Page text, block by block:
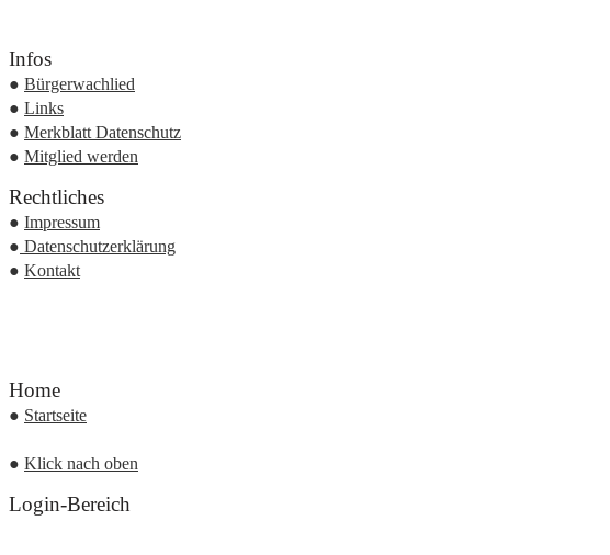
Infos
● Bürgerwachlied
● Links
● Merkblatt Datenschutz
● Mitglied werden
Rechtliches
● Impressum
● Datenschutzerklärung
● Kontakt
Home
● Startseite
● Klick nach oben
Login-Bereich